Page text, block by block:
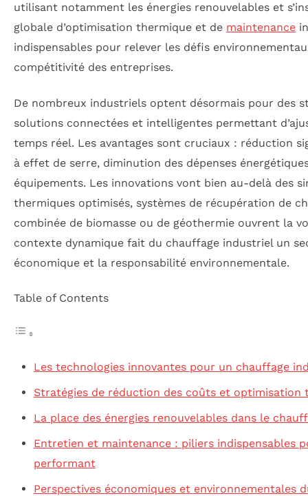
utilisant notamment les énergies renouvelables et
globale d’optimisation thermique et de maintenance
indispensables pour relever les défis
compétitivité des entreprises.
De nombreux industriels optent désormais pour des
solutions connectées et intelligentes permettant
temps réel. Les avantages sont cruciaux : réduction
à effet de serre, diminution des dépenses
équipements. Les innovations vont bien au-delà des
thermiques optimisés, systèmes de récupération de
combinée de biomasse ou de géothermie ouvrent la
contexte dynamique fait du chauffage industriel un
économique et la responsabilité environnementale.
Table of Contents
Les technologies innovantes pour un chauffage
Stratégies de réduction des coûts et optimisation
La place des énergies renouvelables dans le
Entretien et maintenance : piliers indispensables
performant
Perspectives économiques et environnementales